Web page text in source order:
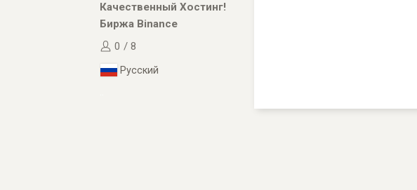
Качественный Хостинг!
Биржа Binance
0 / 8
Русский